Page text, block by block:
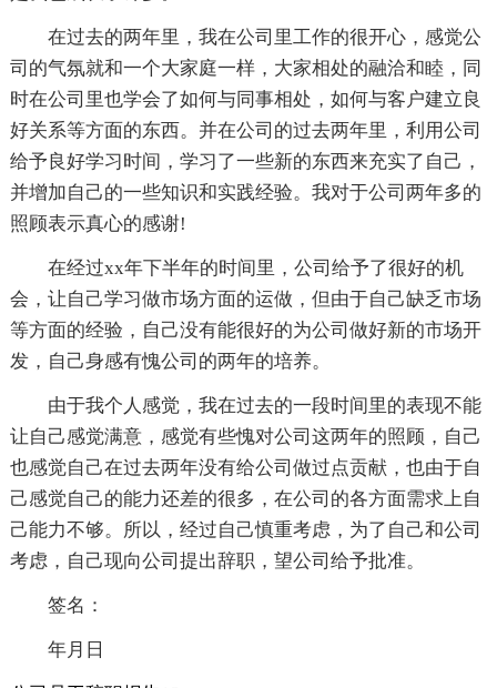
在过去的两年里，我在公司里工作的很开心，感觉公
司的气氛就和一个大家庭一样，大家相处的融洽和睦，同
时在公司里也学会了如何与同事相处，如何与客户建立良
好关系等方面的东西。并在公司的过去两年里，利用公司
给予良好学习时间，学习了一些新的东西来充实了自己，
并增加自己的一些知识和实践经验。我对于公司两年多的
照顾表示真心的感谢!
在经过xx年下半年的时间里，公司给予了很好的机
会，让自己学习做市场方面的运做，但由于自己缺乏市场
等方面的经验，自己没有能很好的为公司做好新的市场开
发，自己身感有愧公司的两年的培养。
由于我个人感觉，我在过去的一段时间里的表现不能
让自己感觉满意，感觉有些愧对公司这两年的照顾，自己
也感觉自己在过去两年没有给公司做过点贡献，也由于自
己感觉自己的能力还差的很多，在公司的各方面需求上自
己能力不够。所以，经过自己慎重考虑，为了自己和公司
考虑，自己现向公司提出辞职，望公司给予批准。
签名：
年月日